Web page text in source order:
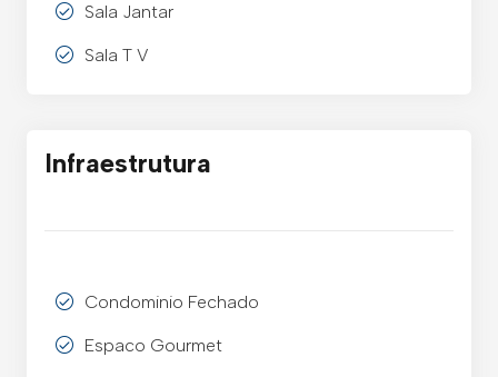
Sala Jantar
Sala T V
Infraestrutura
Condominio Fechado
Espaco Gourmet